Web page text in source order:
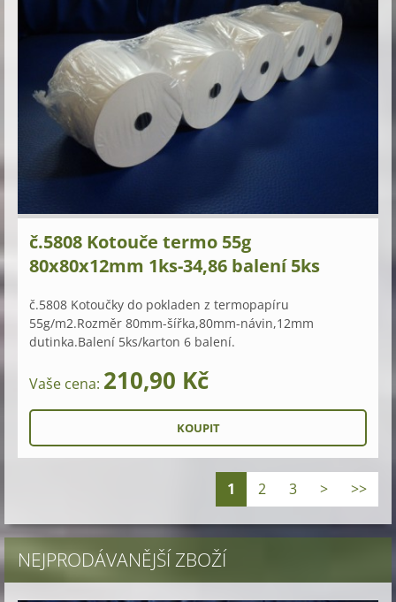
č.5808 Kotouče termo 55g
80x80x12mm 1ks-34,86 balení 5ks
č.5808 Kotoučky do pokladen z termopapíru
55g/m2.Rozměr 80mm-šířka,80mm-návin,12mm
dutinka.Balení 5ks/karton 6 balení.
Vaše cena: 210,90 Kč
1 2 3 > >>
NEJPRODÁVANĚJŠÍ ZBOŽÍ